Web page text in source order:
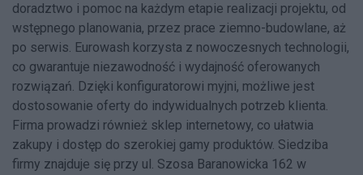
doradztwo i pomoc na każdym etapie realizacji projektu, od
wstępnego planowania, przez prace ziemno-budowlane, aż
po serwis. Eurowash korzysta z nowoczesnych technologii,
co gwarantuje niezawodność i wydajność oferowanych
rozwiązań. Dzięki konfiguratorowi myjni, możliwe jest
dostosowanie oferty do indywidualnych potrzeb klienta.
Firma prowadzi również sklep internetowy, co ułatwia
zakupy i dostęp do szerokiej gamy produktów. Siedziba
firmy znajduje się przy ul. Szosa Baranowicka 162 w